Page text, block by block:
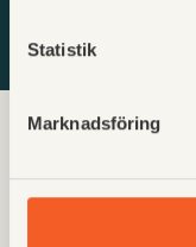
Statistik
Marknadsföring
Så
igång